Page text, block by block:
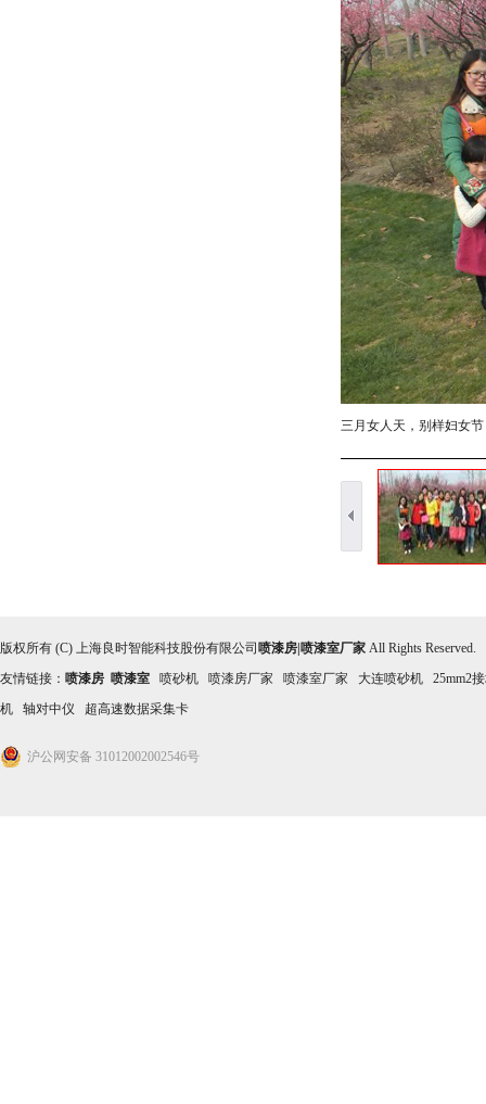
三月女人天，别样妇女节
版权所有 (C) 上海良时智能科技股份有限公司 喷漆房|喷漆室厂家 All Rights
友情链接： 喷漆房 喷漆室 喷砂机 喷漆房厂家 喷漆室厂家 大连喷砂机
25mm2
机
轴对中仪 超高速数据采集卡
沪公网安备 31012002002546号